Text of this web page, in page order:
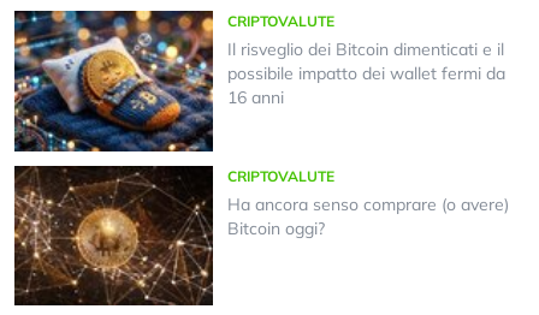
CRIPTOVALUTE
Il risveglio dei Bitcoin dimenticati e il
possibile impatto dei wallet fermi da
16 anni
CRIPTOVALUTE
Ha ancora senso comprare (o avere)
Bitcoin oggi?